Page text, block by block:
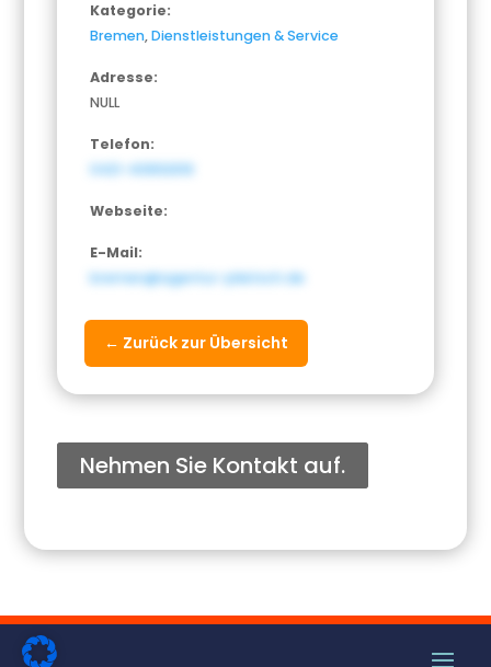
Kategorie:
Bremen,Dienstleistungen & Service
Adresse:
NULL
Telefon:
0421-40892616
Webseite:
E-Mail:
bremen@agentur-plietsch.de
← Zurück zur Übersicht
Nehmen Sie Kontakt auf.